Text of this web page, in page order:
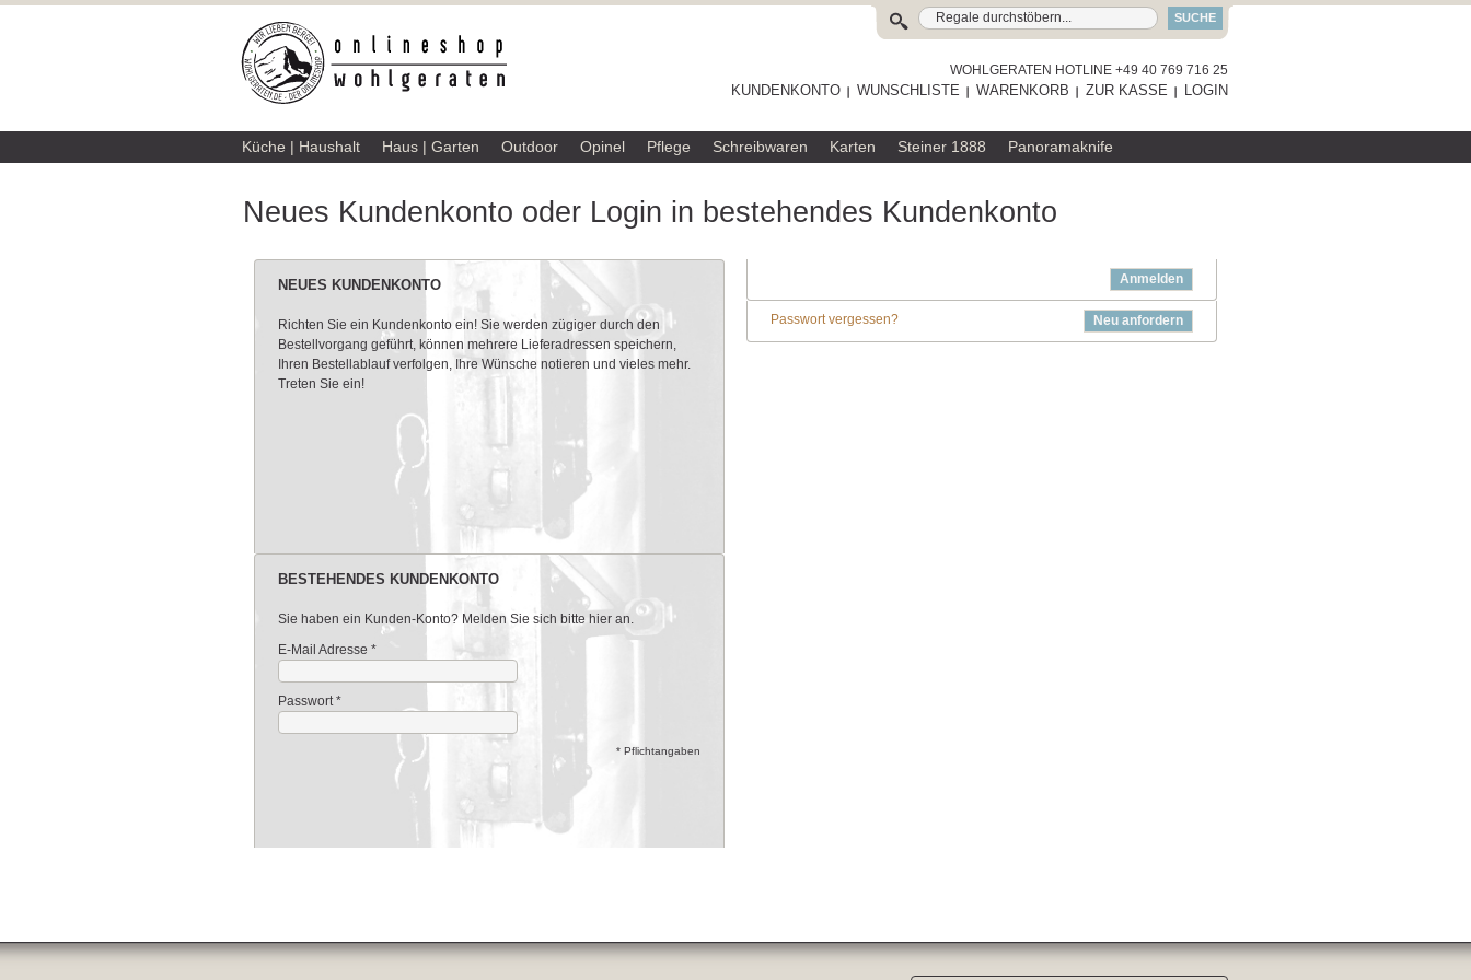
SUCHE
WOHLGERATEN HOTLINE +49 40 769 716 25
KUNDENKONTO WUNSCHLISTE WARENKORB ZUR KASSE LOGIN
Küche | Haushalt Haus | Garten Outdoor Opinel Pflege Schreibwaren Karten Steiner 1888 Panoramaknife
Neues Kundenkonto oder Login in bestehendes Kundenkonto
NEUES KUNDENKONTO
Richten Sie ein Kundenkonto ein! Sie werden zügiger durch den
Bestellvorgang geführt, können mehrere Lieferadressen speichern,
Ihren Bestellablauf verfolgen, Ihre Wünsche notieren und vieles mehr.
Treten Sie ein!
BESTEHENDES KUNDENKONTO
Sie haben ein Kunden-Konto? Melden Sie sich bitte hier an.
*
E-Mail Adresse
*
Passwort
* Pflichtangaben
Anmelden
Passwort vergessen? Neu anfordern